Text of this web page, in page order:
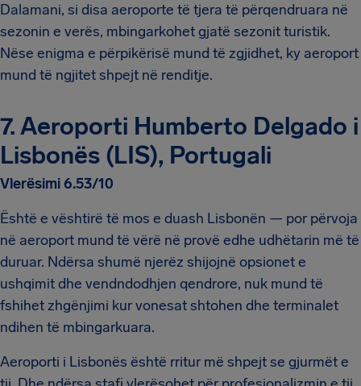
Dalamani, si disa aeroporte të tjera të përqendruara në
sezonin e verës, mbingarkohet gjatë sezonit turistik.
Nëse enigma e përpikërisë mund të zgjidhet, ky aeroport
mund të ngjitet shpejt në renditje.
7. Aeroporti Humberto Delgado i
Lisbonës (LIS), Portugali
Vlerësimi 6.53/10
Është e vështirë të mos e duash Lisbonën — por përvoja
në aeroport mund të vërë në provë edhe udhëtarin më të
duruar. Ndërsa shumë njerëz shijojnë opsionet e
ushqimit dhe vendndodhjen qendrore, nuk mund të
fshihet zhgënjimi kur vonesat shtohen dhe terminalet
ndihen të mbingarkuara.
Aeroporti i Lisbonës është rritur më shpejt se gjurmët e